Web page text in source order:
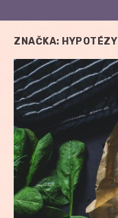
ZNAČKA: HYPOTÉZY